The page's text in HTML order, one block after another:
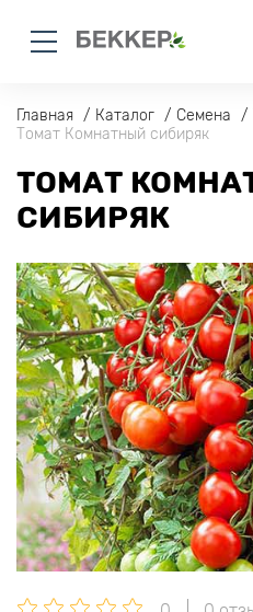
Главная Каталог Семена
Томат Комнатный сибиряк
ТОМАТ
СИБИРЯК